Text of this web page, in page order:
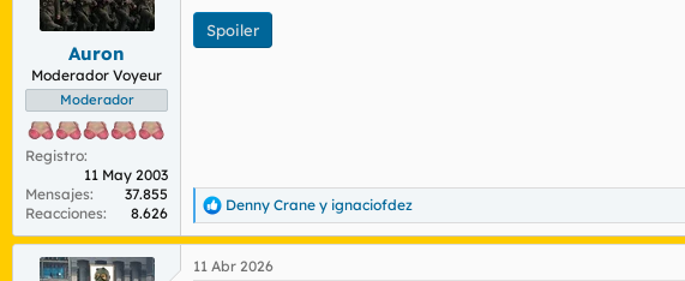
d
l
t
e
m
a
n
i
c
i
o
Auron
Moderador Voyeur
Moderador
Registro
11 May 2003
Mensajes
37.855
Reacciones
8.626
Spoiler
R
e
a
c
Denny Crane y ignaciofdez
11 Abr 2026